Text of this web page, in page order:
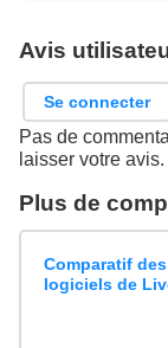
Avis
Se connecter
Pas de
laisser votre avis.
Plus de
Comparatif
logiciels de